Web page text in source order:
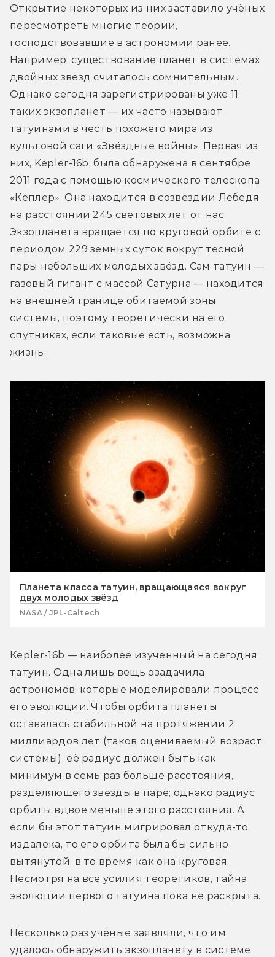
Открытие некоторых из них заставило учёных
пересмотреть многие теории,
господствовавшие в астрономии ранее.
Например, существование планет в системах
двойных звёзд считалось сомнительным.
Однако сегодня зарегистрированы уже 11
таких экзопланет — их часто называют
татуинами в честь похожего мира из
культовой саги «Звёздные войны». Первая из
них, Kepler-16b, была обнаружена в сентябре
2011 года с помощью космического телескопа
«Кеплер». Она находится в созвездии Лебедя
на расстоянии 245 световых лет от нас.
Экзопланета вращается по круговой орбите с
периодом 229 земных суток вокруг тесной
пары небольших молодых звёзд. Сам татуин —
газовый гигант с массой Сатурна — находится
на внешней границе обитаемой зоны
системы, поэтому теоретически на его
спутниках, если таковые есть, возможна
жизнь.
Планета класса татуин, вращающаяся вокруг
двух молодых звёзд
NASA / JPL-Caltech
Kepler-16b — наиболее изученный на сегодня
татуин. Одна лишь вещь озадачила
астрономов, которые моделировали процесс
его эволюции. Чтобы орбита планеты
оставалась стабильной на протяжении 2
миллиардов лет (таков оцениваемый возраст
системы), её радиус должен быть как
минимум в семь раз больше расстояния,
разделяющего звёзды в паре; однако радиус
орбиты вдвое меньше этого расстояния. А
если бы этот татуин мигрировал откуда-то
издалека, то его орбита была бы сильно
вытянутой, в то время как она круговая.
Несмотря на все усилия теоретиков, тайна
эволюции первого татуина пока не раскрыта.
Несколько раз учёные заявляли, что им
удалось обнаружить экзопланету в системе